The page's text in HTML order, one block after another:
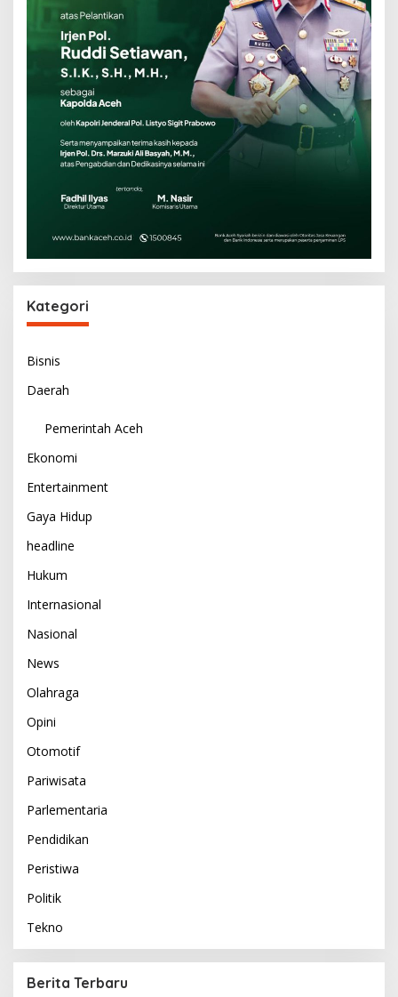
Kategori
Bisnis
Daerah
Pemerintah Aceh
Ekonomi
Entertainment
Gaya Hidup
headline
Hukum
Internasional
Nasional
News
Olahraga
Opini
Otomotif
Pariwisata
Parlementaria
Pendidikan
Peristiwa
Politik
Tekno
Berita Terbaru